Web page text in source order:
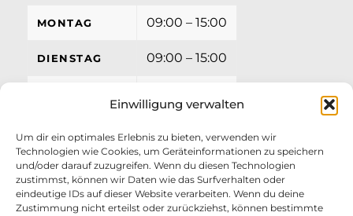
Einwilligung verwalten
Um dir ein optimales Erlebnis zu bieten, verwenden wir
Technologien wie Cookies, um Geräteinformationen zu speichern
und/oder darauf zuzugreifen. Wenn du diesen Technologien
zustimmst, können wir Daten wie das Surfverhalten oder
eindeutige IDs auf dieser Website verarbeiten. Wenn du deine
Zustimmung nicht erteilst oder zurückziehst, können bestimmte
MONTAG 09:00 – 15:00
DIENSTAG 09:00 – 15:00
FREITAG 09:00 – 12:00